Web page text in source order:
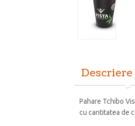
Pahare Tchibo
cu cantitatea de